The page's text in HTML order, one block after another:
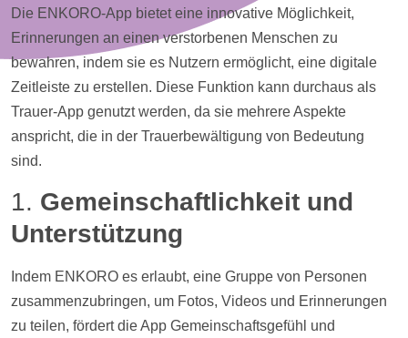
Die ENKORO-App bietet eine innovative Möglichkeit,
Erinnerungen an einen verstorbenen Menschen zu
bewahren, indem sie es Nutzern ermöglicht, eine digitale
Zeitleiste zu erstellen. Diese Funktion kann durchaus als
Trauer-App genutzt werden, da sie mehrere Aspekte
anspricht, die in der Trauerbewältigung von Bedeutung
sind.
1. Gemeinschaftlichkeit und
Unterstützung
Indem ENKORO es erlaubt, eine Gruppe von Personen
zusammenzubringen, um Fotos, Videos und Erinnerungen
zu teilen, fördert die App Gemeinschaftsgefühl und